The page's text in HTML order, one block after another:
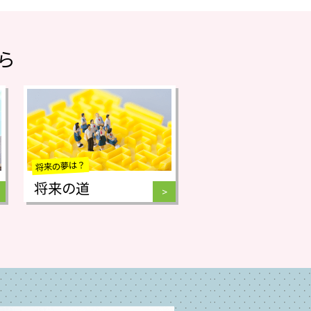
将来の夢は？
将来の道 >